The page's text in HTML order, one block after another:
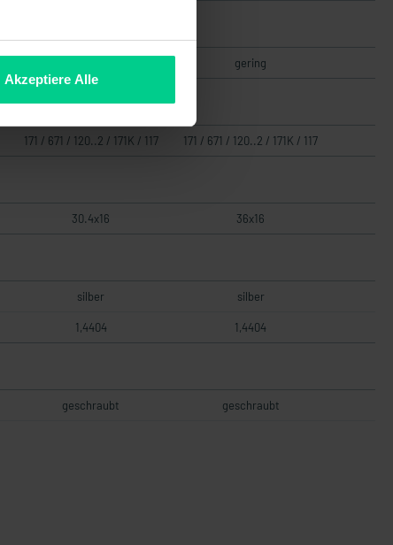
Akzeptiere Alle
gering
171 / 671 / 120..2 / 171K / 117 171 / 671 / 120..2 / 171K / 117
30.4x16 36x16
silber silber
1,4404 1,4404
geschraubt geschraubt